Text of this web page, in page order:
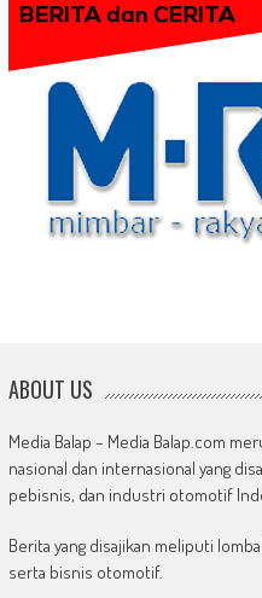
ABOUT US
Media Balap – Media Balap.com
nasional dan internasional yang
pebisnis, dan industri otomotif
Berita yang disajikan meliputi
serta bisnis otomotif.